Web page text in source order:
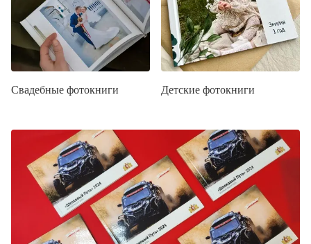
Свадебные фотокниги Детские фотокниги